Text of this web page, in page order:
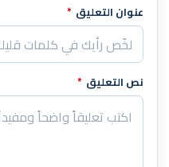
عنوان التعليق *
نص التعليق *